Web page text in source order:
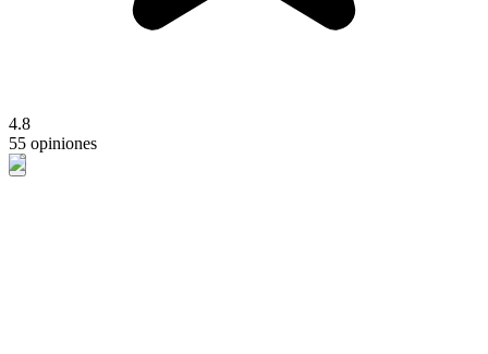
4.8
55 opiniones